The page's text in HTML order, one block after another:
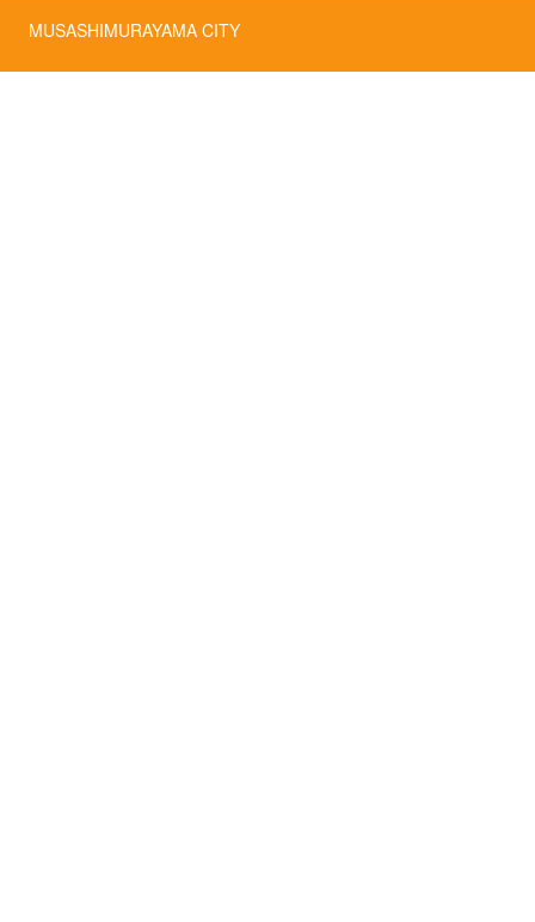
MUSASHIMURAYAMA CITY